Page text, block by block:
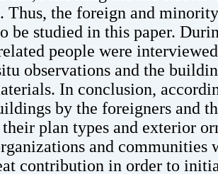
Thus, the foreign and
be studied in this paper.
people were
observations and the
In conclusion,
by the foreigners and
plan types and exterior
and
contribution in order to